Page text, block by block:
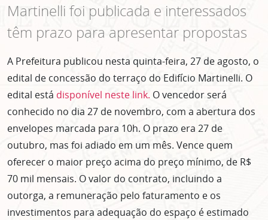
Martinelli foi publicada e interessados
têm prazo para apresentar propostas
A Prefeitura publicou nesta quinta-feira, 27 de agosto, o
edital de concessão do terraço do Edifício Martinelli. O
edital está disponível neste link. O vencedor será
conhecido no dia 27 de novembro, com a abertura dos
envelopes marcada para 10h. O prazo era 27 de
outubro, mas foi adiado em um mês. Vence quem
oferecer o maior preço acima do preço mínimo, de R$
70 mil mensais. O valor do contrato, incluindo a
outorga, a remuneração pelo faturamento e os
investimentos para adequação do espaço é estimado